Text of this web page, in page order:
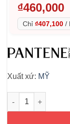
₫460,000
Chỉ ₫407,100 /
Xuất xứ: MỸ
Dầu gội bảo vệ